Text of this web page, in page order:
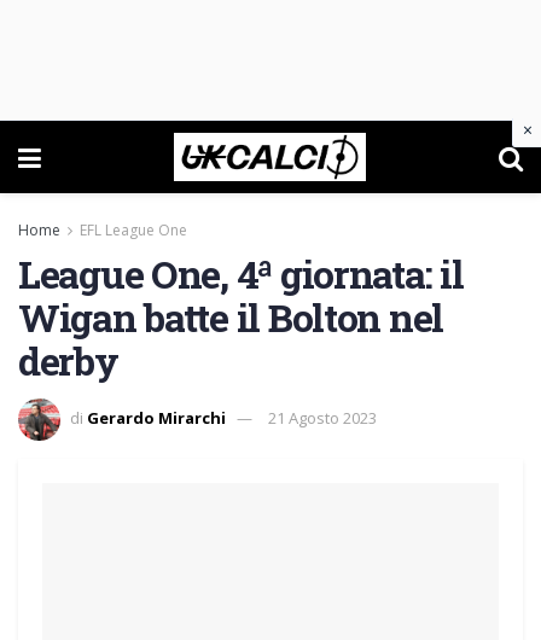
Home EFL League One
League One, 4ª giornata: il
Wigan batte il Bolton nel
derby
di Gerardo Mirarchi 21 Agosto 2023
×